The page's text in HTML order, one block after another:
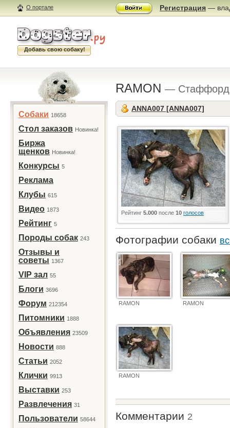
О портале Регистрация —
Добавь свою собаку!
Собаки 18658
Стол заказов Новинка!
Биржа
щенков Новинка!
Конкурсы 5
Реклама
Клубы 615
Видео 1873
Рейтинг 5
Породы собак 243
Отзывы и
советы 1367
VIP зал 55
Блоги 3696
Форум 212354
Питомники 1888
Объявления 23509
Новости 888
Статьи 2052
Клички 9913
Выставки 253
Развлечения 31
Пользователи 58644
RAMON —
ANNA007 [ANNA007]
Рейтинг 5.000 после 10 голосов
Фотографии собаки
RAMON RAMON
RAMON
Комментарии 2